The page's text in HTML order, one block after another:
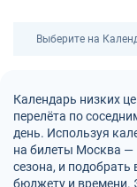
Выберите на
Календарь низких
перелёта по
день. Используя
на билеты Москва —
сезона, и
бюджету и времени.